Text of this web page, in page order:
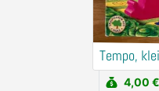
Tempo,
4,00 €